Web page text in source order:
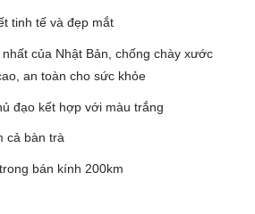
tinh tế và đẹp mắt
của Nhật Bản, chống chày xước
an toàn cho sức khỏe
đạo kết hợp với màu trắng
cả bàn trà
bán kính 200km